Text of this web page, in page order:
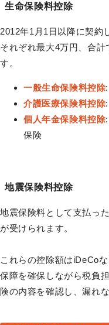
生命保険料控除
2012年1月1日以降に契約
それぞれ最大4万円、合計
す。
一般生命保険料控除
介護医療保険料控除
個人年金保険料控除
保険
地震保険料控除
地震保険料として支払っ
が受けられます。
これらの控除額はiDeCo
保障を確保しながら税負
険の内容を確認し、漏れ